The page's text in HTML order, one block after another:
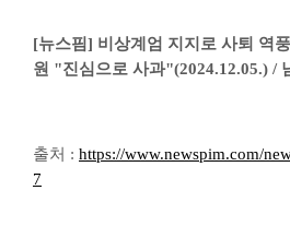
[뉴스핌] 비상계엄 지지로 사퇴 역
원 "진심으로 사과"(2024.12.05.) /
출처 : https://www.newspim.com/
7